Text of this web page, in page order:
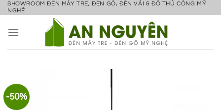
Bỏ
nội
SHOWROOM ĐÈN MÂY TRE, ĐÈN GỖ, ĐÈN VẢI & ĐỒ THỦ CÔNG MỸ
NGHỆ
-50%